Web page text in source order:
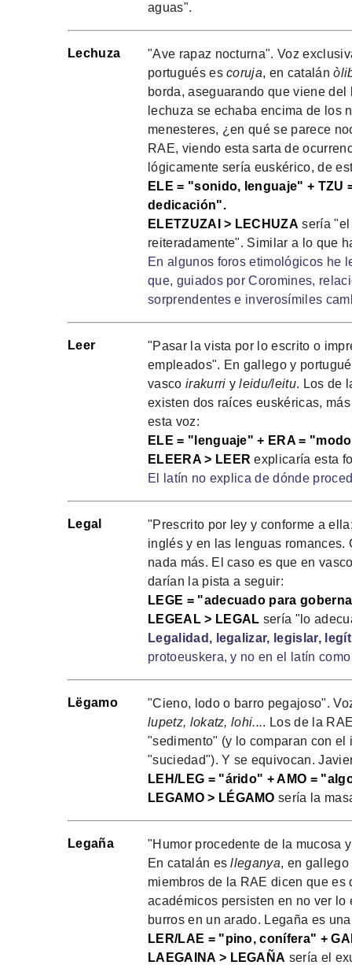
aguas".
Lechuza
"Ave rapaz nocturna". Voz
portugués escoruja, en catalán
borda, aseguarando que viene
lechuza se echaba encima de los
menesteres, ¿en qué se parece
RAE, viendo esta sarta de
lógicamente sería euskérico, de
ELE = "sonido, lenguaje" +
dedicación".
ELETZUZAI > LECHUZA sería "el
reiteradamente". Similar a lo que
En algunos foros etimológicos he
que, guiados por Coromines,
sorprendentes e inverosímiles
Leer
"Pasar la vista por lo escrito o
empleados". En gallego y
vasco irakurri yleidu/leitu. Los de
existen dos raíces euskéricas,
esta voz:
ELE = "lenguaje" + ERA =
ELEERA > LEER explicaría esta
El latín no explica de dónde
Legal
"Prescrito por ley y conforme a
inglés y en las lenguas
nada más. El caso es que en
darían la pista a seguir:
LEGE = "adecuado para
LEGEAL > LEGAL sería "lo
Legalidad, legalizar, legislar,
protoeuskera, y no en el latín
Lëgamo
"Cieno, lodo o barro pegajoso".
lupetz, lokatz, lohi.... Los de la
"sedimento" (y lo comparan con
"suciedad"). Y se equivocan.
LEH/LEG = "árido" + AMO =
LEGAMO > LÉGAMO sería la
Legaña
"Humor procedente de la mucosa
En catalán eslleganya, en gallego
miembros de la RAE dicen que
académicos persisten en no ver
burros en un arado. Legaña es
LER/LAE = "pino, conífera" +
LAEGAINA > LEGAÑA sería el